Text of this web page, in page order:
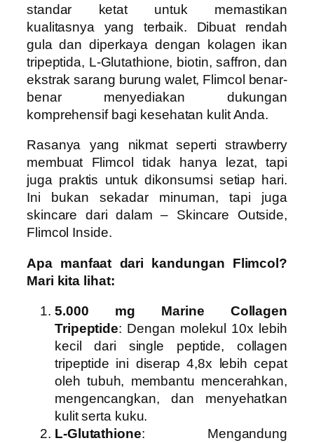
standar ketat untuk memastikan
kualitasnya yang terbaik. Dibuat rendah
gula dan diperkaya dengan kolagen ikan
tripeptida, L-Glutathione, biotin, saffron, dan
ekstrak sarang burung walet, Flimcol benar-
benar menyediakan dukungan
komprehensif bagi kesehatan kulit Anda.
Rasanya yang nikmat seperti strawberry
membuat Flimcol tidak hanya lezat, tapi
juga praktis untuk dikonsumsi setiap hari.
Ini bukan sekadar minuman, tapi juga
skincare dari dalam – Skincare Outside,
Flimcol Inside.
Apa manfaat dari kandungan Flimcol?
Mari kita lihat:
5.000 mg Marine Collagen
Tripeptide: Dengan molekul 10x lebih
kecil dari single peptide, collagen
tripeptide ini diserap 4,8x lebih cepat
oleh tubuh, membantu mencerahkan,
mengencangkan, dan menyehatkan
kulit serta kuku.
L-Glutathione: Mengandung